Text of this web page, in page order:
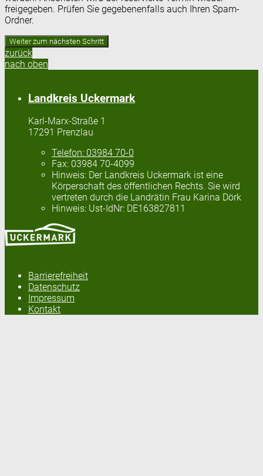
freigegeben. Prüfen Sie gegebenenfalls auch Ihren Spam-
Ordner.
zurück
nach oben
Landkreis Uckermark
Karl-Marx-Straße 1
17291 Prenzlau
Telefon: 03984 70-0
Fax: 03984 70-4099
Hinweis: Der Landkreis Uckermark ist eine
Körperschaft des öffentlichen Rechts. Sie wird
vertreten durch die Landrätin Frau Karina Dörk
Hinweis: Ust-IdNr: DE163827811
Barrierefreiheit
Datenschutz
Impressum
Kontakt